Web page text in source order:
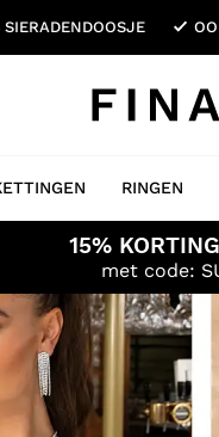
RINGEN
15%
met code: